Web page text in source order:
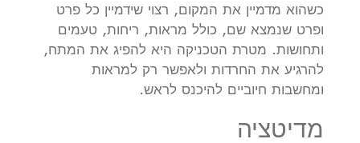
כשהוא מדמיין את המקום, רצוי שידמיין כל פרט
ופרט שנמצא שם, כולל מראות, ריחות, טעמים
ותחושות. מטרת הטכניקה היא להפיג את המתח,
להרגיע את החרדות ולאפשר רק למראות
ומחשבות חיוביים להיכנס לראש.
מדיטציה